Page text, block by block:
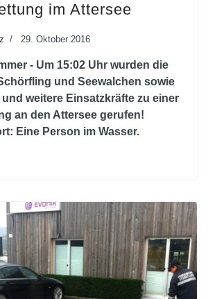
im Attersee
29. Oktober 2016
- Um 15:02 Uhr wurden die
und Seewalchen sowie
weitere Einsatzkräfte zu einer
an den Attersee gerufen!
Eine Person im Wasser.